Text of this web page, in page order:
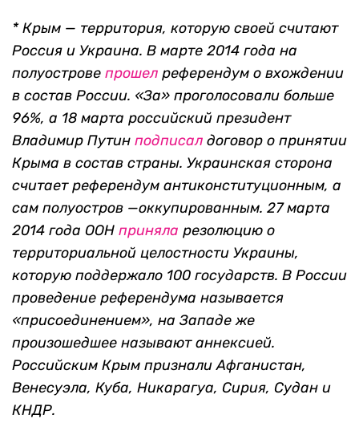
* Крым — территория, которую своей считают
Россия и Украина. В марте 2014 года на
полуострове прошел референдум о вхождении
в состав России. «За» проголосовали больше
96%, а 18 марта российский президент
Владимир Путин подписал договор о принятии
Крыма в состав страны. Украинская сторона
считает референдум антиконституционным, а
сам полуостров —оккупированным. 27 марта
2014 года ООН приняла резолюцию о
территориальной целостности Украины,
которую поддержало 100 государств. В России
проведение референдума называется
«присоединением», на Западе же
произошедшее называют аннексией.
Российским Крым признали Афганистан,
Венесуэла, Куба, Никарагуа, Сирия, Судан и
КНДР.